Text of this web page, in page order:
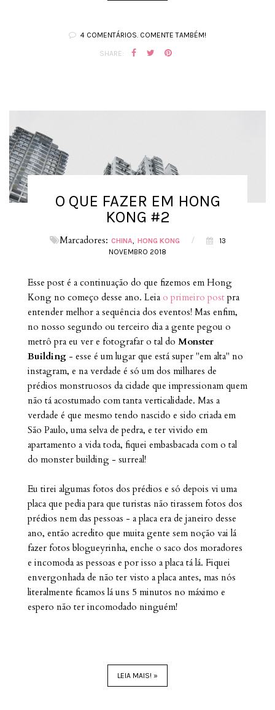
4 COMENTÁRIOS. COMENTE TAMBÉM!
SHARE:
O QUE FAZER EM HONG
KONG #2
Marcadores: CHINA HONG KONG /
13
NOVEMBRO 2018
Esse post é a continuação do que fizemos em Hong
Kong no começo desse ano. Leia o primeiro post pra
entender melhor a sequência dos eventos! Mas enfim,
no nosso segundo ou terceiro dia a gente pegou o
metrô pra eu ver e fotografar o tal do Monster
Building - esse é um lugar que está super "em alta" no
instagram, e na verdade é só um dos milhares de
prédios monstruosos da cidade que impressionam quem
não tá acostumado com tanta verticalidade. Mas a
verdade é que mesmo tendo nascido e sido criada em
São Paulo, uma selva de pedra, e ter vivido em
apartamento a vida toda, fiquei embasbacada com o tal
do monster building - surreal!
Eu tirei algumas fotos dos prédios e só depois vi uma
placa que pedia para que turistas não tirassem fotos dos
prédios nem das pessoas - a placa era de janeiro desse
ano, então acredito que muita gente sem noção vai lá
fazer fotos blogueyrinha, enche o saco dos moradores
e incomoda as pessoas e por isso a placa tá lá. Fiquei
envergonhada de não ter visto a placa antes, mas nós
literalmente ficamos lá uns 5 minutos no máximo e
espero não ter incomodado ninguém!
LEIA MAIS! »